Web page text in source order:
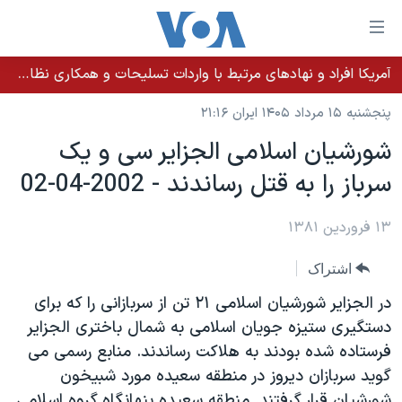
لینکهای
قابل
دسترسی
جهش
محتوای
اصلی
جهش
به
اصلی
جهش
به
جستجو
خانه
نسخه سبک وب‌سایت
موضوع ها
ایران
آمریکا
گزیده‌ها
ویژه برنامه‌ها
ویدیوها
برنامه های تلویزیونی
جدول برنامه ها
صفحه‌های ویژه
عملیات خشم حماسی
۲۵۰سالگی آمریکا
بایگانی برنامه‌های تلویزیونی
پخش رادیویی
یادگیری زبان انگلیسی
آمریکا افراد و نهادهای مرتبط با واردات تسلیحات و همکاری نظامی کوبا را تحریم کرد
پنجشنبه ۱۵ مرداد ۱۴۰۵ ایران ۲۱:۱۶
شورشيان اسلامی الجزاير سی و يک
سرباز را به قتل رساندند - 2002-04-02
۱۳ فروردین ۱۳۸۱
اشتراک
در الجزاير شورشيان اسلامی ۲۱ تن از سربازانی را که برای
دستگيری ستيزه جويان اسلامی به شمال باختری الجزاير
فرستاده شده بودند به هلاکت رساندند. منابع رسمی می
گويد سربازان ديروز در منطقه سعيده مورد شبيخون